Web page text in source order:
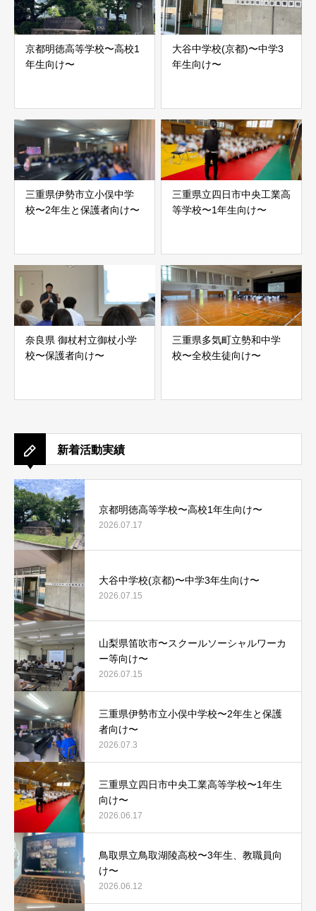
京都明徳高等学校〜高校1
年生向け〜
大谷中学校(京都)〜中学3
年生向け〜
三重県伊勢市立小俣中学
校〜2年生と保護者向け〜
三重県立四日市中央工業高
等学校〜1年生向け〜
奈良県 御杖村立御杖小学
校〜保護者向け〜
三重県多気町立勢和中学
校〜全校生徒向け〜
新着活動実績
京都明徳高等学校〜高校1年生向け〜
2026.07.17
大谷中学校(京都)〜中学3年生向け〜
2026.07.15
山梨県笛吹市〜スクールソーシャルワーカ
ー等向け〜
2026.07.15
三重県伊勢市立小俣中学校〜2年生と保護
者向け〜
2026.07.3
三重県立四日市中央工業高等学校〜1年生
向け〜
2026.06.17
鳥取県立鳥取湖陵高校〜3年生、教職員向
け〜
2026.06.12